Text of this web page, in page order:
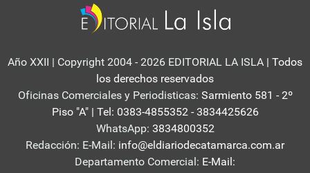
Año XXII | Copyright 2004 - 2026 EDITORIAL LA ISLA | Todos
los derechos reservados
Oficinas Comerciales y Periodisticas: Sarmiento 581 - 2º
Piso "A" | Tel: 0383-4855352 - 3834425626
WhatsApp: 3834800352
Redacción: E-Mail: info@eldiariodecatamarca.com.ar
Departamento Comercial: E-Mail: